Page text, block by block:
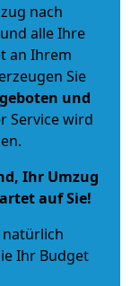
nach
alle Ihre
an Ihrem
Sie
und
Service wird
Ihr Umzug
auf Sie!
natürlich
Ihr Budget